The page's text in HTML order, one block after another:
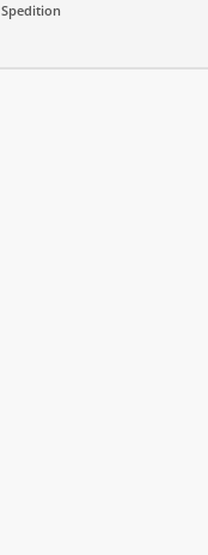
Spedition